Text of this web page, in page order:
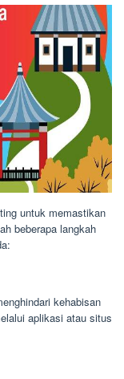
untuk memastikan
beberapa langkah
kehabisan
aplikasi atau situs